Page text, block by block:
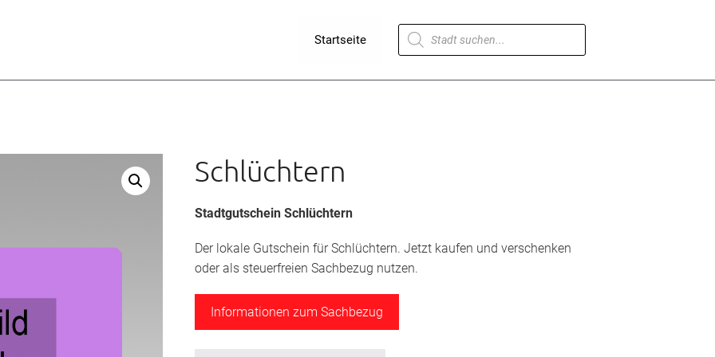
Startseite
Products
search
Schlüchtern
Stadtgutschein Schlüchtern
Der lokale Gutschein für Schlüchtern. Jetzt kaufen und verschenken
oder als steuerfreien Sachbezug nutzen.
Informationen zum Sachbezug